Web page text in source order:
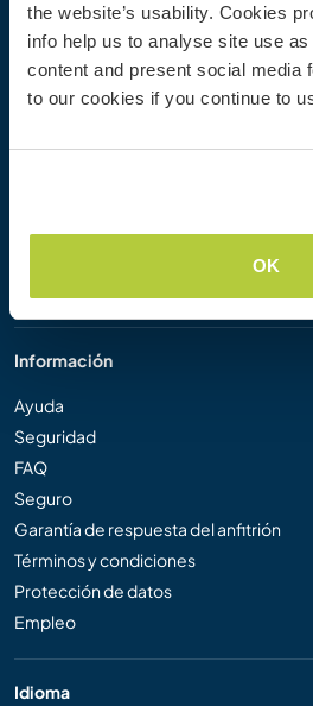
the website’s usability. Cookies
info help us to analyse site use
content and present social media
to our cookies if you continue to
OK
Workaway Blog
Galería de fotos
Información
Ayuda
Seguridad
FAQ
Seguro
Garantía de respuesta del anfitrión
Términos y condiciones
Protección de datos
Empleo
Idioma